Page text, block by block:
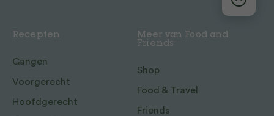
Recepten
Gangen
Voorgerecht
Hoofdgerecht
Meer van Food and
Friends
Shop
Food & Travel
Friends